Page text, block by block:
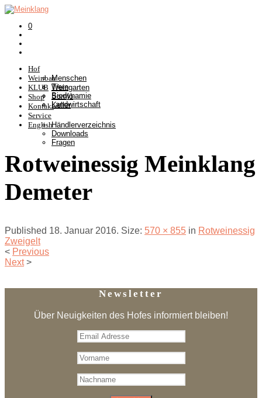
0
Hof
Menschen
Tiere
Biodynamie
Landwirtschaft
Weinbau
Weingarten
Somlò
Keller
KLUB
Shop
Kontakt
Service
Händlerverzeichnis
Downloads
Fragen
English
Rotweinessig Meinklang
Demeter
Published 18. Januar 2016. Size: 570 × 855 in Rotweinessig
Zweigelt
< Previous
Next >
Newsletter
Über Neuigkeiten des Hofes informiert bleiben!